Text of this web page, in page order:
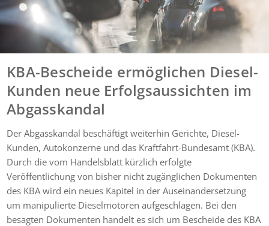
KBA-Bescheide ermöglichen Diesel-
Kunden neue Erfolgsaussichten im
Abgasskandal
Der Abgasskandal beschäftigt weiterhin Gerichte, Diesel-
Kunden, Autokonzerne und das Kraftfahrt-Bundesamt (KBA).
Durch die vom Handelsblatt kürzlich erfolgte
Veröffentlichung von bisher nicht zugänglichen Dokumenten
des KBA wird ein neues Kapitel in der Auseinandersetzung
um manipulierte Dieselmotoren aufgeschlagen. Bei den
besagten Dokumenten handelt es sich um Bescheide des KBA